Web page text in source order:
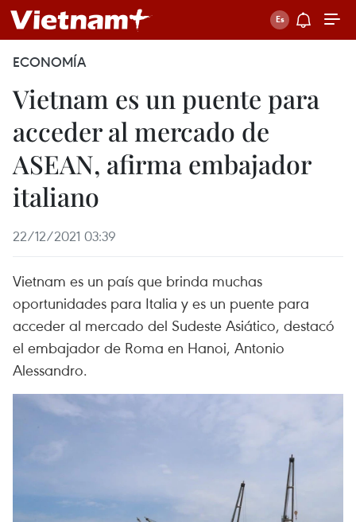
ECONOMÍA
Vietnam es un puente para
acceder al mercado de
ASEAN, afirma embajador
italiano
22/12/2021 03:39
Vietnam es un país que brinda muchas
oportunidades para Italia y es un puente para
acceder al mercado del Sudeste Asiático, destacó
el embajador de Roma en Hanoi, Antonio
Alessandro.